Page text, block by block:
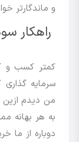
و ماندگارتر
راهکار
کمتر کسب و
سرمایه
من دیدم ازین
به هر بهانه
دوباره از ما